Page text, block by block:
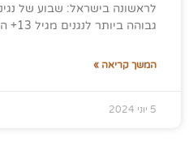
לראשונה בישראל: שבוע של
גבוהה ביותר לנגנים מגיל 13+ הלומדים לפחות 3 שנים
המשך קריאה »
5 יוני 2024